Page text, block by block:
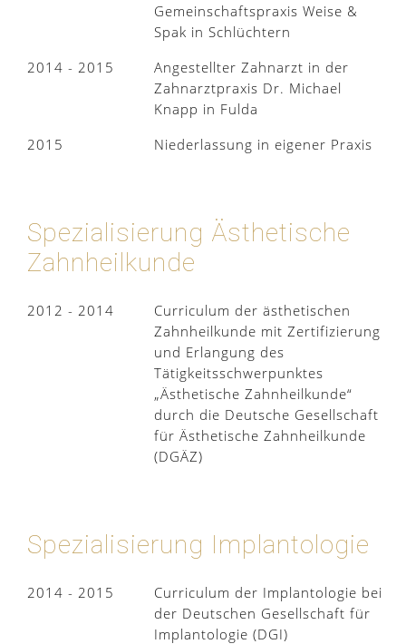
Gemeinschaftspraxis Weise &
Spak in Schlüchtern
2014 - 2015
Angestellter Zahnarzt in der
Zahnarztpraxis Dr. Michael
Knapp in Fulda
2015
Niederlassung in eigener Praxis
Spezialisierung Ästhetische
Zahnheilkunde
2012 - 2014
Curriculum der ästhetischen
Zahnheilkunde mit Zertifizierung
und Erlangung des
Tätigkeitsschwerpunktes
„Ästhetische Zahnheilkunde“
durch die Deutsche Gesellschaft
für Ästhetische Zahnheilkunde
(DGÄZ)
Spezialisierung Implantologie
2014 - 2015
Curriculum der Implantologie bei
der Deutschen Gesellschaft für
Implantologie (DGI)